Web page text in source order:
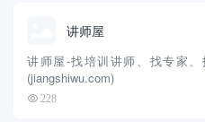
讲师屋
讲师屋-找培训讲师、找专家
(jiangshiwu.com)
228